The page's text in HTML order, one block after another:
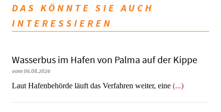
DAS KÖNNTE SIE AUCH
INTERESSIEREN
Wasserbus im Hafen von Palma auf der Kippe
vom 06.08.2026
Laut Hafenbehörde läuft das Verfahren weiter, eine (...)